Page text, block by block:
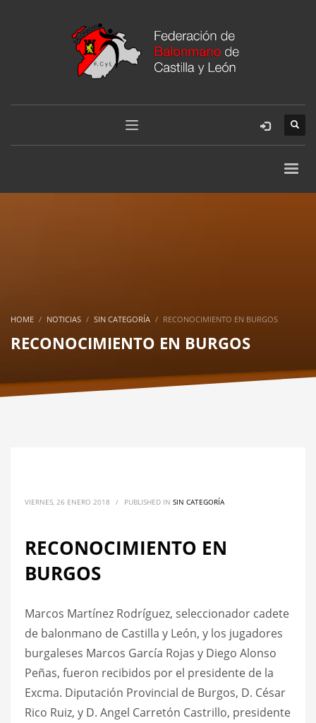
HOME NOTICIAS SIN CATEGORÍA RECONOCIMIENTO EN BURGOS
RECONOCIMIENTO EN BURGOS
VIERNES, 26 ENERO 2018 / PUBLISHED IN SIN CATEGORÍA
RECONOCIMIENTO EN
BURGOS
Marcos Martínez Rodríguez, seleccionador cadete
de balonmano de Castilla y León, y los jugadores
burgaleses Marcos García Rojas y Diego Alonso
Peñas, fueron recibidos por el presidente de la
Excma. Diputación Provincial de Burgos, D. César
Rico Ruiz, y D. Angel Carretón Castrillo, presidente